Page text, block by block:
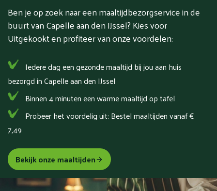
Ben je op zoek naar een maaltijdbezorgservice in de
buurt van Capelle aan den IJssel? Kies voor
Uitgekookt en profiteer van onze voordelen:
Iedere dag een gezonde maaltijd bij jou aan huis
bezorgd in Capelle aan den IJssel
Binnen 4 minuten een warme maaltijd op tafel
Probeer het voordelig uit: Bestel maaltijden vanaf €
7,49
Bekijk onze maaltijden